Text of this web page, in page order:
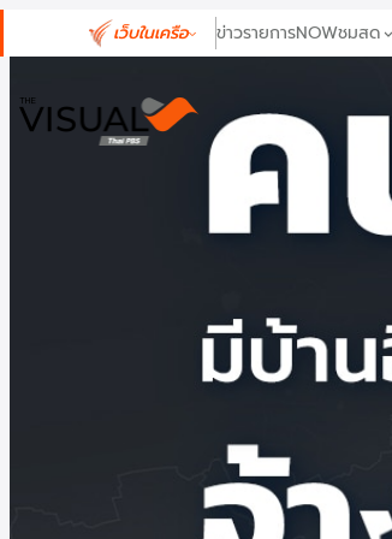
ไป
ยัง
เนื้อหา
เว็บในเครือ ข่าวรายการNOWชมสด